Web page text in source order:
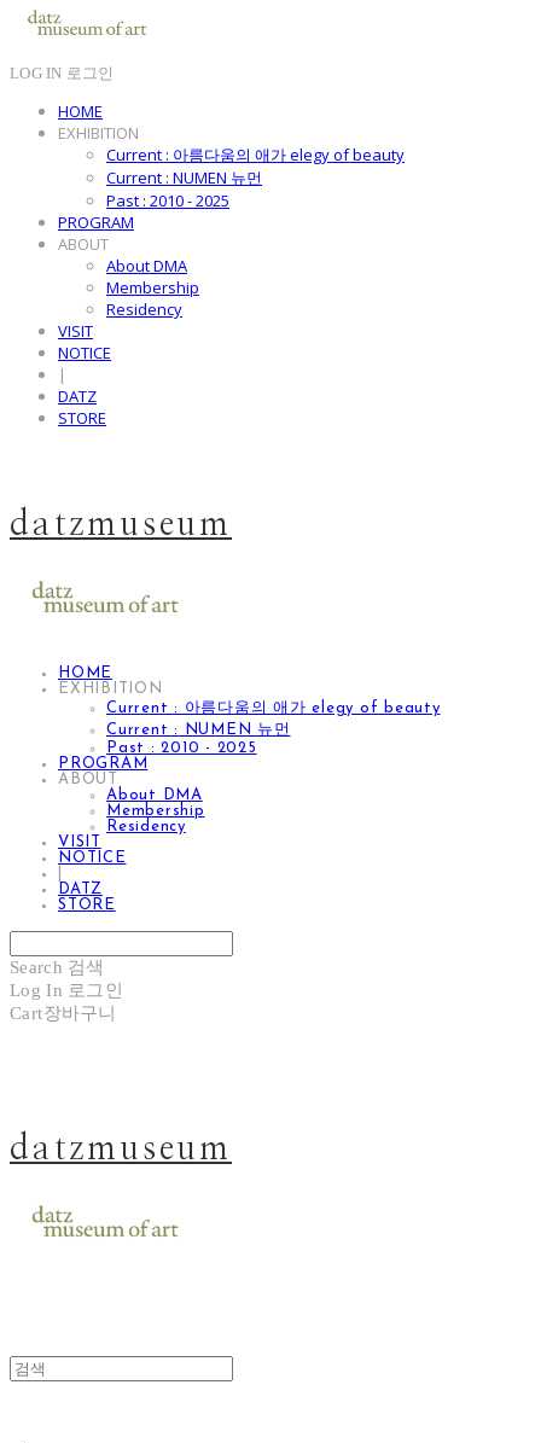
LOG IN 로그인
HOME
EXHIBITION
Current : 아름다움의 애가 elegy of beauty
Current : NUMEN 뉴먼
Past : 2010 - 2025
PROGRAM
ABOUT
About DMA
Membership
Residency
VISIT
NOTICE
|
DATZ
STORE
datzmuseum
HOME
EXHIBITION
Current : 아름다움의 애가 elegy of beauty
Current : NUMEN 뉴먼
Past : 2010 - 2025
PROGRAM
ABOUT
About DMA
Membership
Residency
VISIT
NOTICE
DATZ
STORE
Search 검색
Log In 로그인
Cart장바구니
datzmuseum